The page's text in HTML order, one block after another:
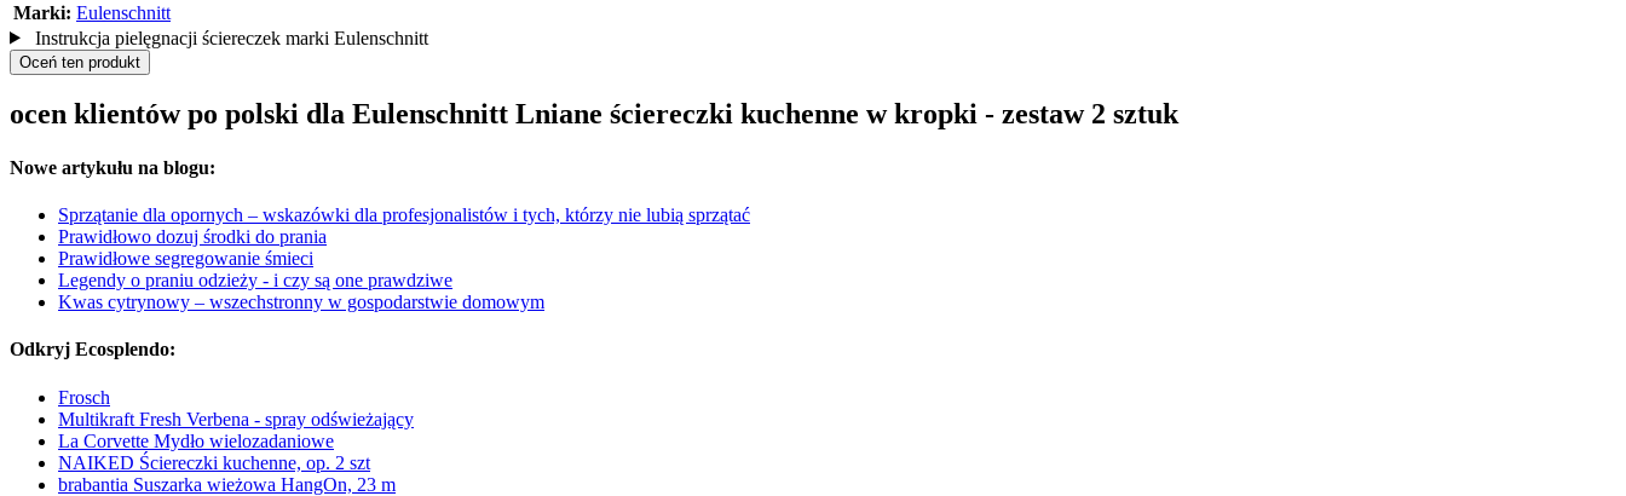
Marki: Eulenschnitt
Instrukcja pielęgnacji ściereczek marki Eulenschnitt
Oceń ten produkt
ocen klientów po polski dla Eulenschnitt Lniane ściereczki kuchenne w kropki - zestaw 2 sztuk
Nowe artykułu na blogu:
Sprzątanie dla opornych – wskazówki dla profesjonalistów i tych, którzy nie lubią sprzątać
Prawidłowo dozuj środki do prania
Prawidłowe segregowanie śmieci
Legendy o praniu odzieży - i czy są one prawdziwe
Kwas cytrynowy – wszechstronny w gospodarstwie domowym
Odkryj Ecosplendo:
Frosch
Multikraft Fresh Verbena - spray odświeżający
La Corvette Mydło wielozadaniowe
NAIKED Ściereczki kuchenne, op. 2 szt
brabantia Suszarka wieżowa HangOn, 23 m